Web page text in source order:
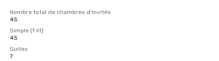
Nombre total de chambres d'invités
45
Simple (1 lit)
45
Suites
7